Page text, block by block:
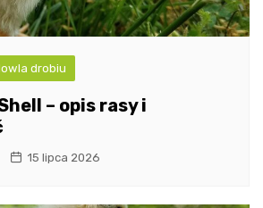
drobiu
– opis rasy i
15 lipca 2026